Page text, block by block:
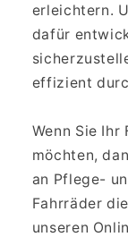
erleichtern.
dafür
effizient
Wenn Sie Ihr
möchten,
an Pflege-
Fahrräder
unseren